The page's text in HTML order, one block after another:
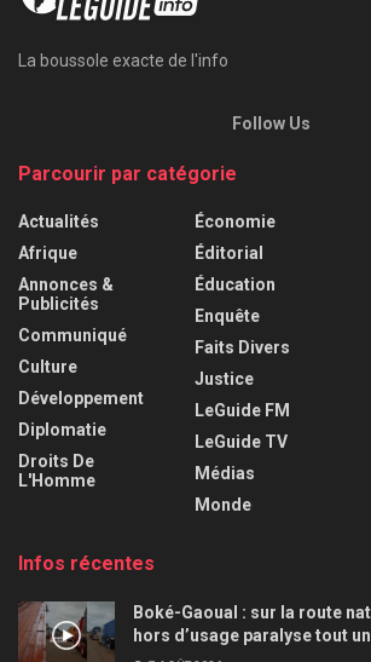
La boussole exacte de l'info
Follow Us
Parcourir par catégorie
Actualités
Afrique
Annonces &
Publicités
Communiqué
Culture
Développement
Diplomatie
Droits De
L'Homme
Économie
Éditorial
Éducation
Enquête
Faits Divers
Justice
LeGuide FM
LeGuide TV
Médias
Monde
Infos récentes
Boké-Gaoual : sur la route
hors d’usage paralyse tout